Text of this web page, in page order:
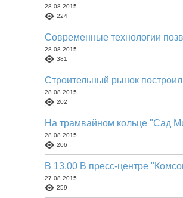
28.08.2015
224
Современные технологии
28.08.2015
381
Строительный рынок
28.08.2015
202
На трамвайном кольце "Сад
28.08.2015
206
В 13.00 В пресс-центре
27.08.2015
259